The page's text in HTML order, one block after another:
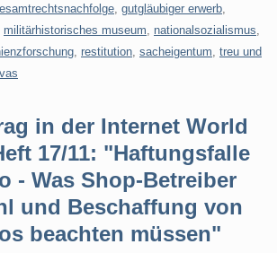
gutgläubiger erwerb
militärhistorisches museum nationalsozialismus
restitution sacheigentum treu und
in der Internet World
17/11: "Haftungsfalle
- Was Shop-Betreiber
und Beschaffung von
beachten müssen"